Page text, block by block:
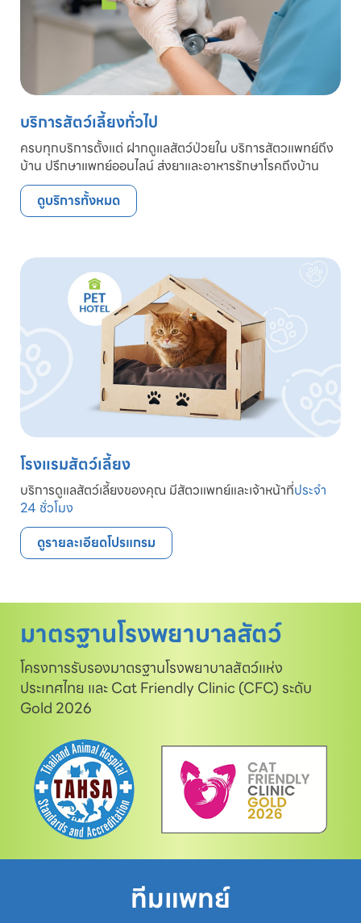
บริการสัตว์เลี้ยงทั่วไป
ครบทุกบริการตั้งแต่ ฝากดูแลสัตว์ป่วยใน บริการสัตวแพทย์ถึง
บ้าน ปรึกษาแพทย์ออนไลน์ ส่งยาและอาหารรักษาโรคถึงบ้าน
ดูบริการทั้งหมด
โรงแรมสัตว์เลี้ยง
บริการดูแลสัตว์เลี้ยงของคุณ มีสัตวแพทย์และเจ้าหน้าที่ประจำ
24 ชั่วโมง
ดูรายละเอียดโปรแกรม
มาตรฐานโรงพยาบาลสัตว์
โครงการรับรองมาตรฐานโรงพยาบาลสัตว์แห่ง
ประเทศไทย และ Cat Friendly Clinic (CFC) ระดับ
Gold 2026
ทีมแพทย์